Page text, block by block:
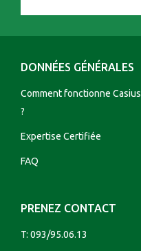
DONNÉES GÉNÉRALES
Comment fonctionne Casius
?
Expertise Certifiée
FAQ
PRENEZ CONTACT
T: 093/95.06.13